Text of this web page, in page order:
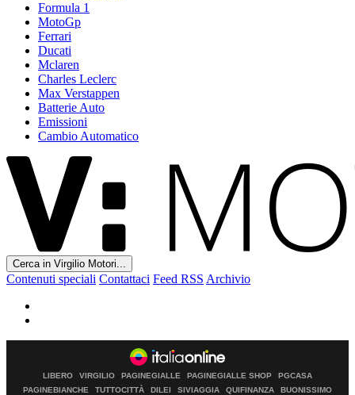
Formula 1
MotoGp
Ferrari
Ducati
Mclaren
Charles Leclerc
Max Verstappen
Batterie Auto
Emissioni
Cambio Automatico
Cerca in Virgilio Motori...
Contenuti speciali Contattaci Feed RSS Archivio
LIBERO VIRGILIO PAGINEGIALLE PAGINEGIALLE SHOP
PGCASA
PAGINEBIANCHE
TUTTOCITTÀ DILEI SIVIAGGIA QUIFINANZA
BUONISSIMO